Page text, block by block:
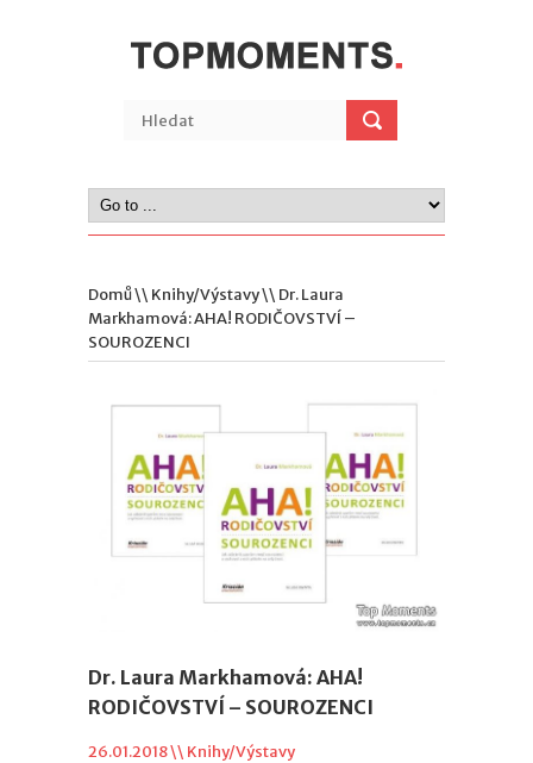
Domů\\ Knihy/Výstavy\\ Dr. Laura
Markhamová: AHA! RODIČOVSTVÍ –
SOUROZENCI
Dr. Laura Markhamová: AHA!
RODIČOVSTVÍ – SOUROZENCI
26.01.2018 \\ Knihy/Výstavy